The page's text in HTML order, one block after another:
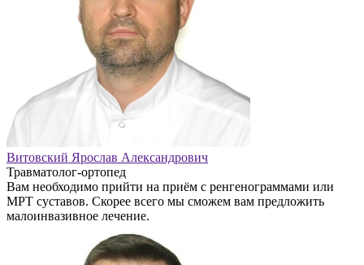
Витовский Ярослав Александрович
Травматолог-ортопед
Вам необходимо прийти на приём с ренгенограммами или
МРТ суставов. Скорее всего мы сможем вам предложить
малоинвазивное лечение.